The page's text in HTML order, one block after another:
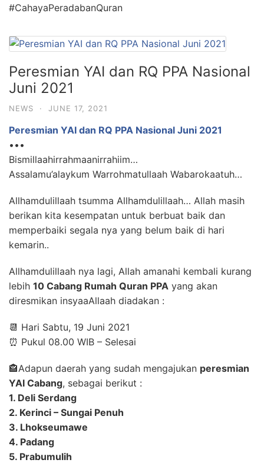
#CahayaPeradabanQuran
Peresmian YAI dan RQ PPA Nasional
Juni 2021
NEWS · JUNE 17, 2021
Peresmian YAI dan RQ PPA Nasional Juni 2021
•••
Bismillaahirrahmaanirrahiim…
Assalamu’alaykum Warrohmatullaah Wabarokaatuh…
Allhamdulillaah tsumma Allhamdulillaah… Allah masih
berikan kita kesempatan untuk berbuat baik dan
memperbaiki segala nya yang belum baik di hari
kemarin..
Allhamdulillaah nya lagi, Allah amanahi kembali kurang
lebih 10 Cabang Rumah Quran PPA yang akan
diresmikan insyaaAllaah diadakan :
📆 Hari Sabtu, 19 Juni 2021
⏰ Pukul 08.00 WIB – Selesai
🏤Adapun daerah yang sudah mengajukan peresmian
YAI Cabang, sebagai berikut :
1. Deli Serdang
2. Kerinci – Sungai Penuh
3. Lhokseumawe
4. Padang
5. Prabumulih